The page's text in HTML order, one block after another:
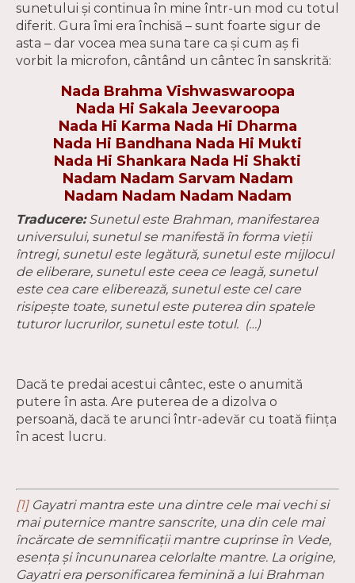
sunetului şi continua în mine într-un mod cu totul
diferit. Gura îmi era închisă – sunt foarte sigur de
asta – dar vocea mea suna tare ca şi cum aş fi
vorbit la microfon, cântând un cântec în sanskrită:
Nada Brahma Vishwaswaroopa
Nada Hi Sakala Jeevaroopa
Nada Hi Karma Nada Hi Dharma
Nada Hi Bandhana Nada Hi Mukti
Nada Hi Shankara Nada Hi Shakti
Nadam Nadam Sarvam Nadam
Nadam Nadam Nadam Nadam
Traducere:Sunetul este Brahman, manifestarea
universului, sunetul se manifestă în forma vieţii
întregi, sunetul este legătură, sunetul este mijlocul
de eliberare, sunetul este ceea ce leagă, sunetul
este cea care eliberează, sunetul este cel care
risipeşte toate, sunetul este puterea din spatele
tuturor lucrurilor, sunetul este totul. (…)
Dacă te predai acestui cântec, este o anumită
putere în asta. Are puterea de a dizolva o
persoană, dacă te arunci într-adevăr cu toată fiinţa
în acest lucru.
[1]Gayatri mantra este una dintre cele mai vechi si
mai puternice mantre sanscrite, una din cele mai
încărcate de semnificaţii mantre cuprinse în Vede,
esenţa şi încununarea celorlalte mantre. La origine,
Gayatri era personificarea feminină a lui Brahman